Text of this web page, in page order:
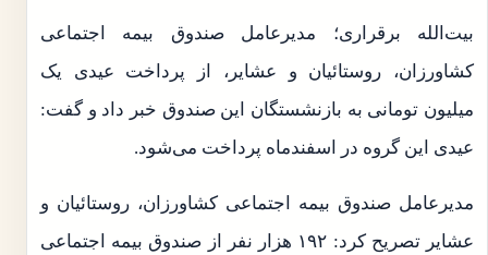
بیت‌الله برقراری؛ مدیرعامل صندوق بیمه اجتماعی
کشاورزان، روستائیان و عشایر، از پرداخت عیدی یک
میلیون تومانی به بازنشستگان این صندوق خبر داد و گفت:
عیدی این گروه در اسفندماه پرداخت می‌شود.
مدیرعامل صندوق بیمه اجتماعی کشاورزان، روستائیان و
عشایر تصریح کرد: ۱۹۲ هزار نفر از صندوق بیمه اجتماعی